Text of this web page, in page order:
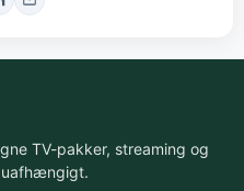
TV-pakker, streaming og
uafhængigt.